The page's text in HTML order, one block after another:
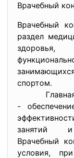
Врачебный
Врачебный
раздел
здоровья,
спортом.
Главная
-
занятий и
Врачебный
условия,